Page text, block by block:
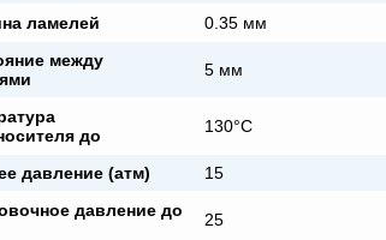
ламелей
0.35 мм
между
5 мм
до
130°C
давление (атм)
15
давление до
25